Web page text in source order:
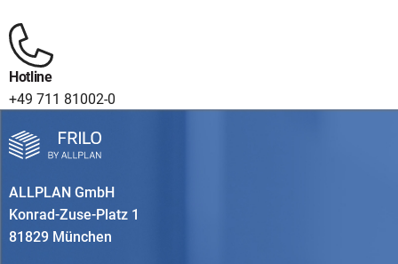
Hotline
+49 711 81002-0
ALLPLAN GmbH
Konrad-Zuse-Platz 1
81829 München